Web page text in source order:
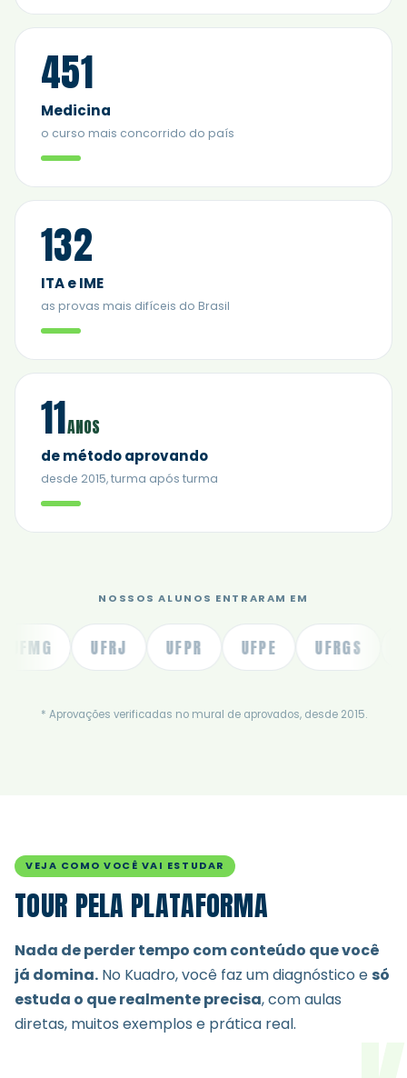
451
Medicina
o curso mais concorrido do país
132
ITA e IME
as provas mais difíceis do Brasil
11ANOS
de método aprovando
desde 2015, turma após turma
NOSSOS ALUNOS ENTRARAM EM
UFRJ UFPR UFPE UFRGS
* Aprovações verificadas no mural de aprovados, desde 2015.
VEJA COMO VOCÊ VAI ESTUDAR
TOUR PELA PLATAFORMA
Nada de perder tempo com conteúdo que você
já domina. No Kuadro, você faz um diagnóstico e só
estuda o que realmente precisa, com aulas
diretas, muitos exemplos e prática real.